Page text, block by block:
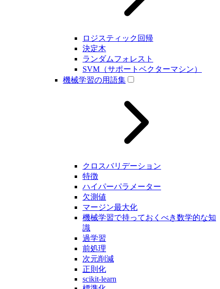
ロジスティック回帰
決定木
ランダムフォレスト
SVM（サポートベクターマシン）
機械学習の用語集
クロスバリデーション
特徴
ハイパーパラメーター
欠測値
マージン最大化
機械学習で持っておくべき数学的な知
識
過学習
前処理
次元削減
正則化
scikit-learn